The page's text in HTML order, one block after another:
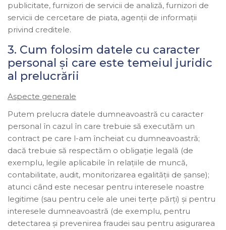
publicitate, furnizori de servicii de analiză, furnizori de
servicii de cercetare de piata, agenții de informații
privind creditele.
3. Cum folosim datele cu caracter
personal și care este temeiul juridic
al prelucrării
Aspecte generale
Putem prelucra datele dumneavoastră cu caracter
personal în cazul în care trebuie să executăm un
contract pe care l-am încheiat cu dumneavoastră;
dacă trebuie să respectăm o obligație legală (de
exemplu, legile aplicabile în relaţiile de muncă,
contabilitate, audit, monitorizarea egalității de șanse);
atunci când este necesar pentru interesele noastre
legitime (sau pentru cele ale unei terțe părți) și pentru
interesele dumneavoastră (de exemplu, pentru
detectarea și prevenirea fraudei sau pentru asigurarea